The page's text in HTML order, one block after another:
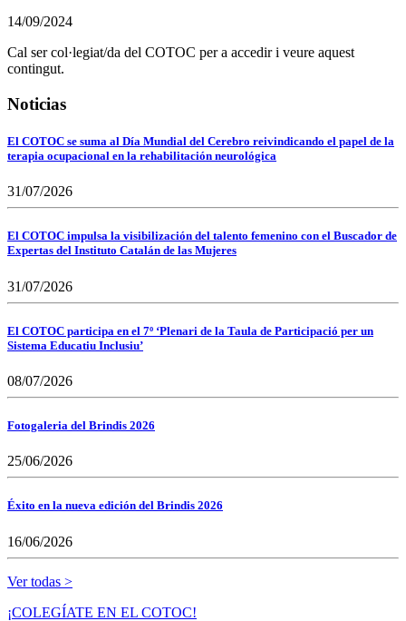
14/09/2024
Cal ser col·legiat/da del COTOC per a accedir i veure aquest
contingut.
Noticias
El COTOC se suma al Día Mundial del Cerebro reivindicando el papel de la
terapia ocupacional en la rehabilitación neurológica
31/07/2026
El COTOC impulsa la visibilización del talento femenino con el Buscador de
Expertas del Instituto Catalán de las Mujeres
31/07/2026
El COTOC participa en el 7º ‘Plenari de la Taula de Participació per un
Sistema Educatiu Inclusiu’
08/07/2026
Fotogaleria del Brindis 2026
25/06/2026
Éxito en la nueva edición del Brindis 2026
16/06/2026
Ver todas >
¡COLEGÍATE EN EL COTOC!